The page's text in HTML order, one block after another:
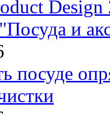
Design
и
посуде